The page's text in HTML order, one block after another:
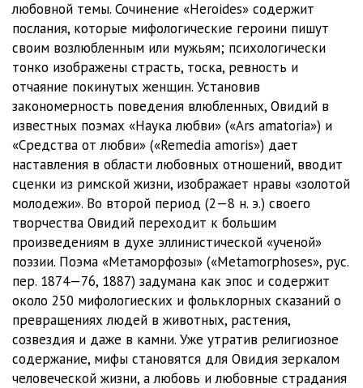
01_02_04_Lyubovnye_elegii 05:01
01_02_05_Lyubovnye_elegii 05:29
01_02_06_Lyubovnye_elegii
01_02_07_Lyubovnye_elegii 02:21
01_02_08_Lyubovnye_elegii
01_02_09_Lyubovnye_elegii 02:30
01_02_10_Lyubovnye_elegii
01_02_11_Lyubovnye_elegii 05:03
01_02_12_Lyubovnye_elegii 03:03
01_02_13_Lyubovnye_elegii
01_02_14_Lyubovnye_elegii 03:25
01_02_15_Lyubovnye_elegii 02:37
любовной темы. Сочинение «Heroides» содержит
послания, которые мифологические героини пишут
своим возлюбленным или мужьям; психологически
тонко изображены страсть, тоска, ревность и
отчаяние покинутых женщин. Установив
закономерность поведения влюбленных, Овидий в
известных поэмах «Наука любви» («Ars amatoria») и
«Средства от любви» («Remedia amoris») дает
наставления в области любовных отношений, вводит
сценки из римской жизни, изображает нравы «золотой
молодежи». Во второй период (2—8 н. э.) своего
творчества Овидий переходит к большим
произведениям в духе эллинистической «ученой»
поэзии. Поэма «Метаморфозы» («Metamorphoses», рус.
пер. 1874—76, 1887) задумана как эпос и содержит
около 250 мифологиеских и фольклорных сказаний о
превращениях людей в животных, растения,
созвездия и даже в камни. Уже утратив религиозное
содержание, мифы становятся для Овидия зеркалом
человеческой жизни, а любовь и любовные страдания